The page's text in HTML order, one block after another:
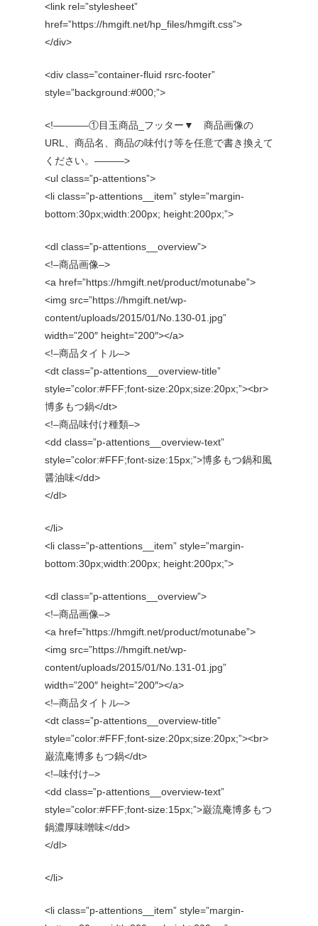
<link rel=”stylesheet”
href=”https://hmgift.net/hp_files/hmgift.css”>
</div>
<div class=”container-fluid rsrc-footer”
style=”background:#000;”>
<!———–①目玉商品_フッター▼ 商品画像の
URL、商品名、商品の味付け等を任意で書き換えて
ください。———>
<ul class=”p-attentions”>
<li class=”p-attentions__item” style=”margin-
bottom:30px;width:200px; height:200px;”>
<dl class=”p-attentions__overview”>
<!–商品画像–>
<a href=”https://hmgift.net/product/motunabe”>
<img src=”https://hmgift.net/wp-
content/uploads/2015/01/No.130-01.jpg”
width=”200″ height=”200″></a>
<!–商品タイトル–>
<dt class=”p-attentions__overview-title”
style=”color:#FFF;font-size:20px;size:20px;”><br>
博多もつ鍋</dt>
<!–商品味付け種類–>
<dd class=”p-attentions__overview-text”
style=”color:#FFF;font-size:15px;”>博多もつ鍋和風
醤油味</dd>
</dl>
</li>
<li class=”p-attentions__item” style=”margin-
bottom:30px;width:200px; height:200px;”>
<dl class=”p-attentions__overview”>
<!–商品画像–>
<a href=”https://hmgift.net/product/motunabe”>
<img src=”https://hmgift.net/wp-
content/uploads/2015/01/No.131-01.jpg”
width=”200″ height=”200″></a>
<!–商品タイトル–>
<dt class=”p-attentions__overview-title”
style=”color:#FFF;font-size:20px;size:20px;”><br>
巌流庵博多もつ鍋</dt>
<!–味付け–>
<dd class=”p-attentions__overview-text”
style=”color:#FFF;font-size:15px;”>巌流庵博多もつ
鍋濃厚味噌味</dd>
</dl>
</li>
<li class=”p-attentions__item” style=”margin-